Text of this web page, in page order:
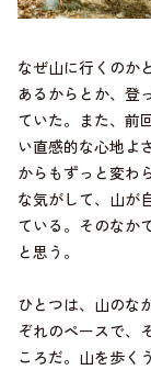
なぜ山に行くのか
あるからとか、登
ていた。また、前
い直感的な心地よ
からもずっと変わ
な気がして、山が
ている。そのなか
と思う。
ひとつは、山のな
ぞれのペースで、
ころだ。山を歩く